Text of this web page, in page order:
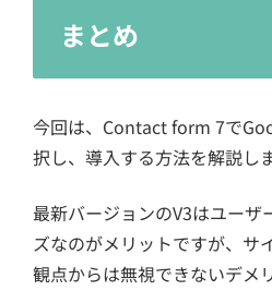
まとめ
今回は、Contact form 7で
択し、導入する方法を解説し
最新バージョンのV3はユー
ズなのがメリットですが、サ
観点からは無視できないデメ